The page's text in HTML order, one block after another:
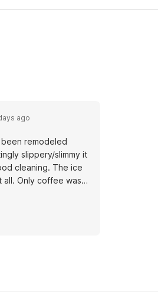
ago
remodeled
slippery/slimmy it
cleaning. The ice
all. Only coffee was